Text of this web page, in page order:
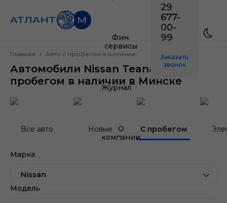
Фин.
сервисы
Журнал
О
компании
29
677-
00-
99
Заказать
звонок
Главная Авто с пробегом в наличии
Автомобили Nissan Teana с
пробегом в наличии в Минске
Все авто Новые С пробегом
Марка
Nissan
Модель